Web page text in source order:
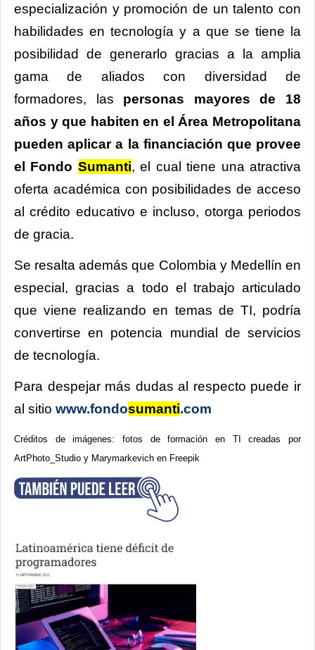
especialización y promoción de un talento con
habilidades en tecnología y a que se tiene la
posibilidad de generarlo gracias a la amplia
gama de aliados con diversidad de
formadores, las personas mayores de 18
años y que habiten en el Área Metropolitana
pueden aplicar a la financiación que provee
el Fondo Sumanti, el cual tiene una atractiva
oferta académica con posibilidades de acceso
al crédito educativo e incluso, otorga periodos
de gracia.
Se resalta además que Colombia y Medellín en
especial, gracias a todo el trabajo articulado
que viene realizando en temas de TI, podría
convertirse en potencia mundial de servicios
de tecnología.
Para despejar más dudas al respecto puede ir
al sitio www.fondosumanti.com
Créditos de imágenes: fotos de formación en TI creadas por
ArtPhoto_Studio y Marymarkevich en Freepik